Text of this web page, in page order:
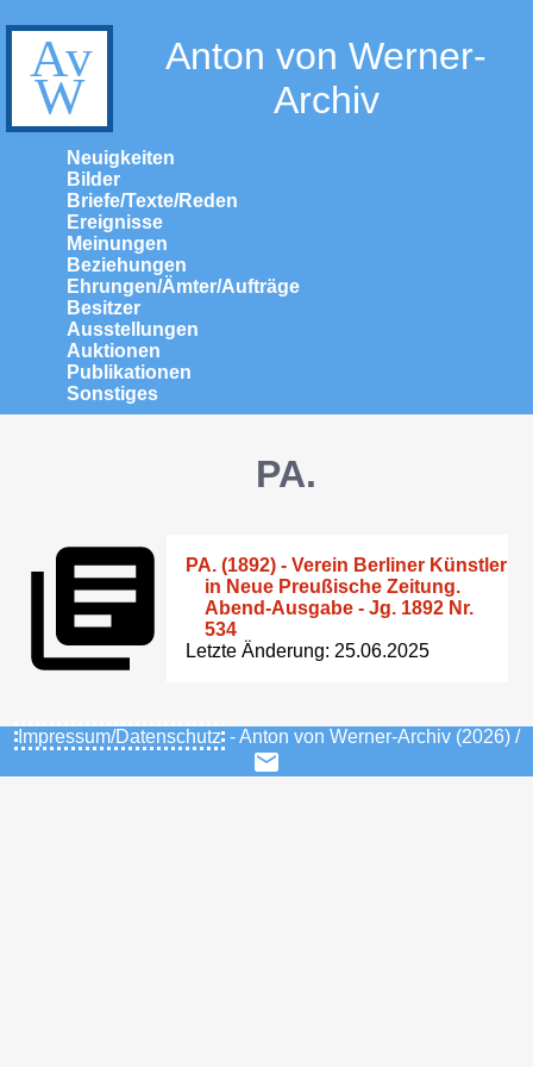
Anton von Werner-
Archiv
Neuigkeiten
Bilder
Briefe/Texte/Reden
Ereignisse
Meinungen
Beziehungen
Ehrungen/Ämter/Aufträge
Besitzer
Ausstellungen
Auktionen
Publikationen
Sonstiges
PA.
PA. (1892) - Verein Berliner Künstler
in Neue Preußische Zeitung.
Abend-Ausgabe - Jg. 1892 Nr.
534
Letzte Änderung: 25.06.2025
Impressum/Datenschutz - Anton von Werner-Archiv (2026) /